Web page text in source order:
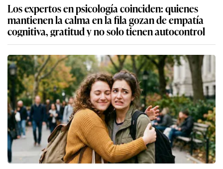
Los expertos en psicología coinciden: quienes
mantienen la calma en la fila gozan de empatía
cognitiva, gratitud y no solo tienen autocontrol